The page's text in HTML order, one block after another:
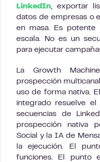
LinkedIn, exportar
datos de empresas o
en masa. Es
escala. No es un
para ejecutar
La Growth
prospección
uso de forma nativa.
integrado resuelve
secuencias de
prospección nativa
Social y la IA de
la ejecución. El
funciones. El punto